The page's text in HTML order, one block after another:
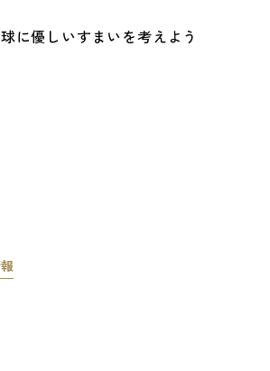
に優しいすまいを考えよう